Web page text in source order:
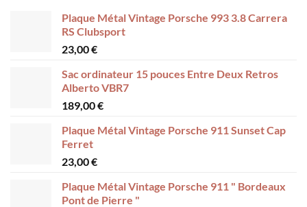
Plaque Métal Vintage Porsche 993 3.8 Carrera
RS Clubsport
23,00€
Sac ordinateur 15 pouces Entre Deux Retros
Alberto VBR7
189,00€
Plaque Métal Vintage Porsche 911 Sunset Cap
Ferret
23,00€
Plaque Métal Vintage Porsche 911 " Bordeaux
Pont de Pierre "